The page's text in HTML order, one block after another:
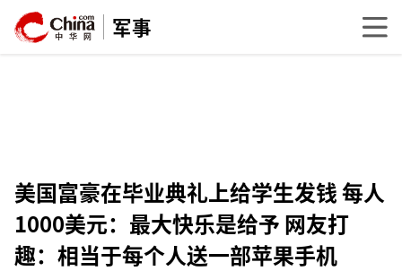
军事
美国富豪在毕业典礼上给学生发钱 每人
1000美元：最大快乐是给予 网友打
趣：相当于每个人送一部苹果手机